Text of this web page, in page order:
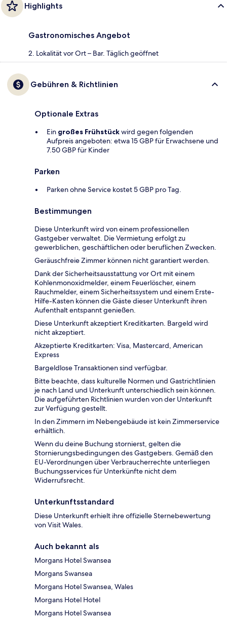
Highlights
Gastronomisches Angebot
2. Lokalität vor Ort – Bar. Täglich geöffnet
Gebühren & Richtlinien
Optionale Extras
Ein großes Frühstückwird gegen folgenden
Aufpreis angeboten: etwa 15 GBP für Erwachsene und
7.50 GBP für Kinder
Parken
Parken ohne Service kostet 5 GBP pro Tag.
Bestimmungen
Diese Unterkunft wird von einem professionellen
Gastgeber verwaltet. Die Vermietung erfolgt zu
gewerblichen, geschäftlichen oder beruflichen Zwecken.
Geräuschfreie Zimmer können nicht garantiert werden.
Dank der Sicherheitsausstattung vor Ort mit einem
Kohlenmonoxidmelder, einem Feuerlöscher, einem
Rauchmelder, einem Sicherheitssystem und einem Erste-
Hilfe-Kasten können die Gäste dieser Unterkunft ihren
Aufenthalt entspannt genießen.
Diese Unterkunft akzeptiert Kreditkarten. Bargeld wird
nicht akzeptiert.
Akzeptierte Kreditkarten: Visa, Mastercard, American
Express
Bargeldlose Transaktionen sind verfügbar.
Bitte beachte, dass kulturelle Normen und Gastrichtlinien
je nach Land und Unterkunft unterschiedlich sein können.
Die aufgeführten Richtlinien wurden von der Unterkunft
zur Verfügung gestellt.
In den Zimmern im Nebengebäude ist kein Zimmerservice
erhältlich.
Wenn du deine Buchung stornierst, gelten die
Stornierungsbedingungen des Gastgebers. Gemäß den
EU-Verordnungen über Verbraucherrechte unterliegen
Buchungsservices für Unterkünfte nicht dem
Widerrufsrecht.
Unterkunftsstandard
Diese Unterkunft erhielt ihre offizielle Sternebewertung
von Visit Wales.
Auch bekannt als
Morgans Hotel Swansea
Morgans Swansea
Morgans Hotel Swansea, Wales
Morgans Hotel Hotel
Morgans Hotel Swansea